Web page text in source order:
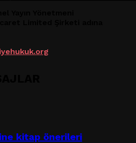
kitap önerileri